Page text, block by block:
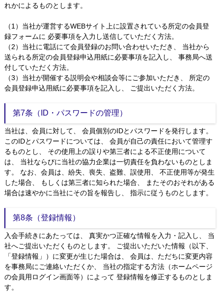
れかによるものとします。
（1）当社が運営するWEBサイト上に設置されている所定の会員登
録フォームに 必要事項を入力し送信していただく方法。
（2）当社に電話にて会員登録のお問い合わせいただき、 当社から
送られる所定の会員登録申込用紙に必要事項を記入し、 事務局へ送
付していただく方法。
（3）当社が開催する説明会や相談会等にご参加いただき、 所定の
会員登録申込用紙に必要事項を記入し、 ご提出いただく方法。
第7条（ID・パスワードの管理）
当社は、会員に対して、 会員個別のIDとパスワードを発行します。
このIDとパスワードについては、 会員が自己の責任において管理す
るものとし、 その使用上の誤りや第三者による不正使用について
は、 当社ならびに当社の協力企業は一切責任を負わないものとしま
す。 なお、会員は、紛失、喪失、盗難、誤使用、 不正使用等が発生
した場合、 もしくは第三者に知られた場合、 またそのおそれがある
場合は速やかに当社にその旨を報告し、 指示に従うものとします。
第8条（登録情報）
入会手続きにあたっては、 真実かつ正確な情報を入力・記入し、 当
社へご提出いただくものとします。 ご提出いただいた情報（以下、
「登録情報」）に変更が生じた場合は、 会員は、ただちに変更内容
を事務局にご連絡いただくか、 当社の指定する方法（ホームページ
の会員用ログイン画面等）によって 登録情報を修正するものとしま
す。